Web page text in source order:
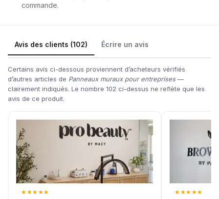
commande.
Avis des clients (102) Écrire un avis
Certains avis ci-dessous proviennent d’acheteurs vérifiés
d’autres articles de Panneaux muraux pour entreprises—
clairement indiqués. Le nombre 102 ci-dessus ne reflète que les
avis de ce produit.
★ ★★ ★★ ★ ★★ ★★